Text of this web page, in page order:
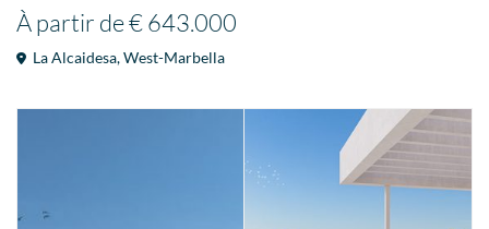
À partir de€ 643.000
La Alcaidesa,West-Marbella